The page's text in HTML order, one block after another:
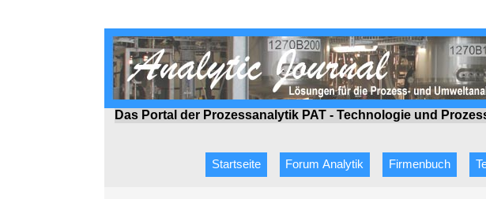
Das Portal der Prozessanalytik PAT - Technologie und
Startseite Forum Analytik Firmenbuch